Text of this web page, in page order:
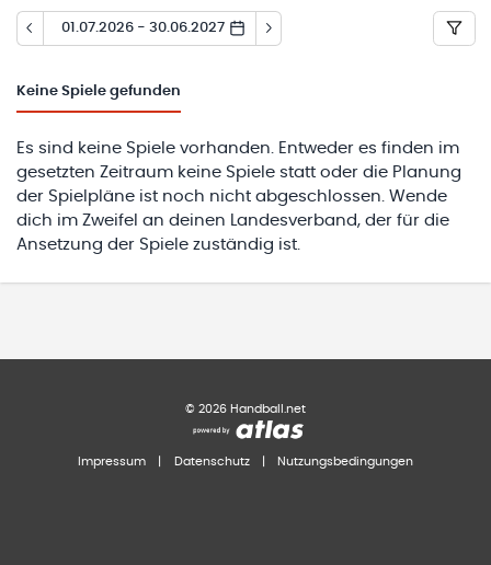
01.07.2026 - 30.06.2027
Keine Spiele gefunden
Es sind keine Spiele vorhanden. Entweder es finden im
gesetzten Zeitraum keine Spiele statt oder die Planung
der Spielpläne ist noch nicht abgeschlossen. Wende
dich im Zweifel an deinen Landesverband, der für die
Ansetzung der Spiele zuständig ist.
© 2026 Handball.net
Impressum Datenschutz Nutzungsbedingungen